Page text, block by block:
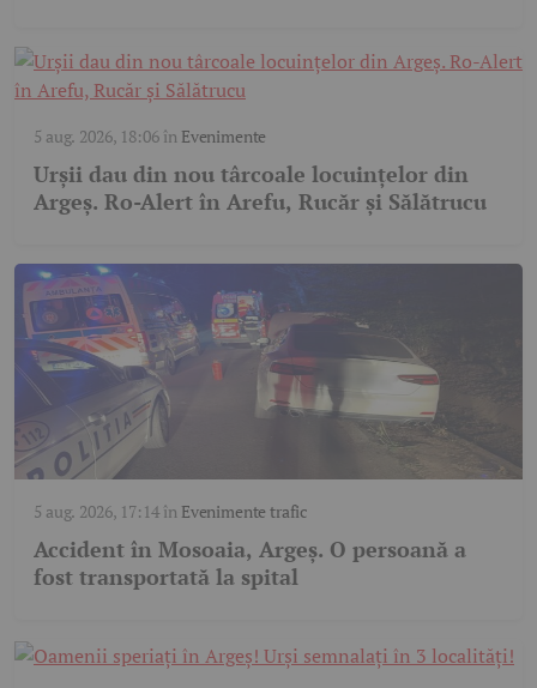
5 aug. 2026, 18:06în Evenimente
Urșii dau din nou târcoale locuințelor din
Argeș. Ro-Alert în Arefu, Rucăr și Sălătrucu
5 aug. 2026, 17:14în Evenimente trafic
Accident în Mosoaia, Argeș. O persoană a
fost transportată la spital